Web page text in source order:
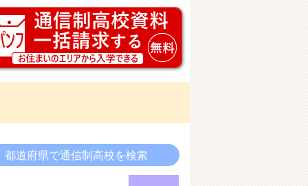
都道府県で通信制高校を検索